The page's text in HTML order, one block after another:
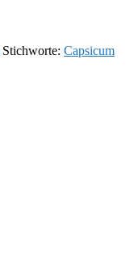
Stichworte: Capsicum